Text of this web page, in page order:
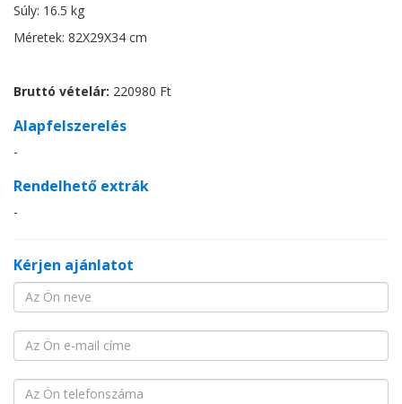
Súly: 16.5 kg
Méretek: 82X29X34 cm
Bruttó vételár: 220980 Ft
Alapfelszerelés
-
Rendelhető extrák
-
Kérjen ajánlatot